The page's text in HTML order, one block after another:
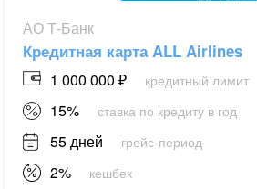
АО Т-Банк
Кредитная карта ALL Airlines
1 000 000 ₽ кредитный лимит
15% ставка по кредиту в год
55 дней грейс-период
2% кешбек